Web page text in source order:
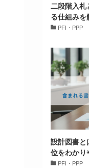
二段階入札
る仕組みを
PFI・PPP
設計図書と
位をわかり
PFI・PPP